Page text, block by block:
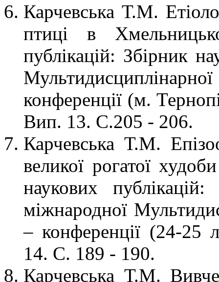
Карчевська Т.М.
птиці в
публікацій: Збірник
конференції (м.
Вип. 13. С.205 - 206.
Карчевська Т.М.
великої рогатої
наукових
міжнародної
– конференції (24-25
14. С. 189 - 190.
Карчевська Т.М.